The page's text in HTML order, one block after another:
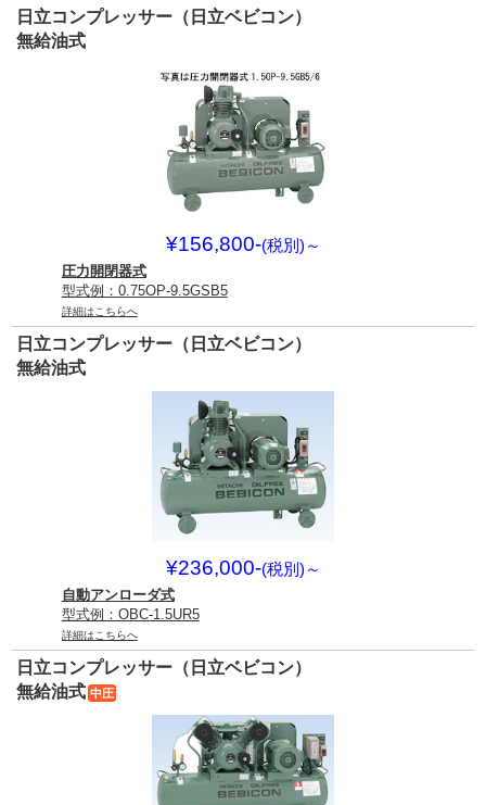
日立コンプレッサー（日立ベビコン）
無給油式
¥156,800-(税別) ～
圧力開閉器式
型式例：0.75OP-9.5GSB5
詳細はこちらへ
日立コンプレッサー（日立ベビコン）
無給油式
¥236,000-(税別) ～
自動アンローダ式
型式例：OBC-1.5UR5
詳細はこちらへ
日立コンプレッサー（日立ベビコン）
無給油式 中圧